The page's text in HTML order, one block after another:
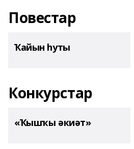
Повестар
Ҡайын һуты
Конкурстар
«Ҡышҡы әкиәт»